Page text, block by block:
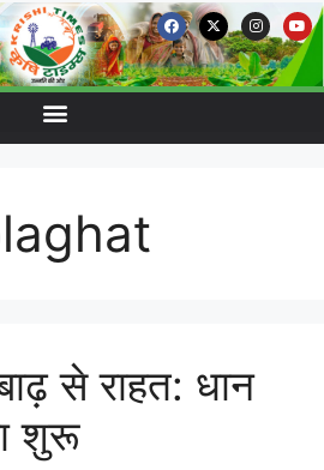
से राहत: धान
शुरू